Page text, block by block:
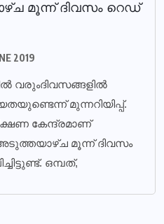
മൂന്ന് ദിവസം റെഡ്
2019
വരുംദിവസങ്ങളില്‍
മുന്നറിയിപ്പ്.
കേന്ദ്രമാണ്
മൂന്ന് ദിവസം
ഒമ്പത്,